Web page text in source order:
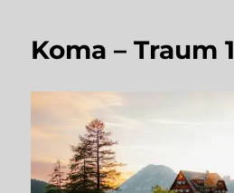
Koma – Traum 1